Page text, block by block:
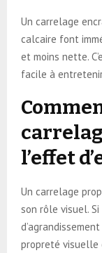
Un carrelage
calcaire font
et moins nette.
facile à
l’effet
Un carrelage
son rôle visuel.
propreté visuelle